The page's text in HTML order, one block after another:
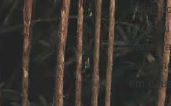
Agora,
isto,
parte
e vai
em